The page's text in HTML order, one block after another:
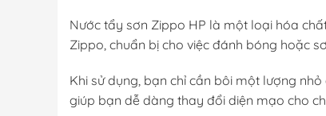
Nước tẩy sơn Zippo HP là một loại hóa
Zippo, chuẩn bị cho việc đánh bóng hoặc
Khi sử dụng, bạn chỉ cần bôi một lượng
giúp bạn dễ dàng thay đổi diện mạo cho